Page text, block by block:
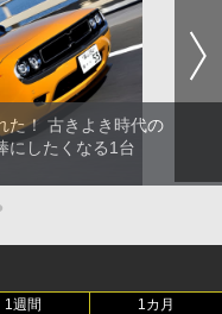
た！ 古きよき時代の
にしたくなる1台
1週間 1カ月